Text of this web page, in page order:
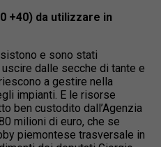
+40) da utilizzare in
e sono stati
dalle secche di tante e
a gestire nella
impianti. E le risorse
ben custodito dall’Agenzia
milioni di euro, che se
piemontese trasversale in